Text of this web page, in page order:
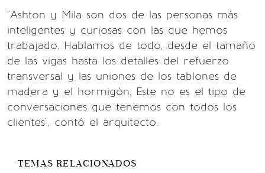
"Ashton y Mila son dos de las personas más
inteligentes y curiosas con las que hemos
trabajado. Hablamos de todo, desde el tamaño
de las vigas hasta los detalles del refuerzo
transversal y las uniones de los tablones de
madera y el hormigón. Este no es el tipo de
conversaciones que tenemos con todos los
clientes", contó el arquitecto.
TEMAS RELACIONADOS